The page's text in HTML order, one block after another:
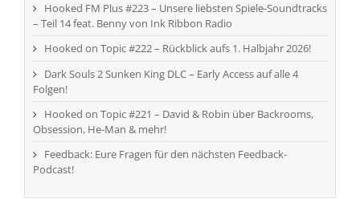
Hooked FM Plus #223 – Unsere liebsten Spiele-Soundtracks
– Teil 14 feat. Benny von Ink Ribbon Radio
Hooked on Topic #222 – Rückblick aufs 1. Halbjahr 2026!
Dark Souls 2 Sunken King DLC – Early Access auf alle 4
Folgen!
Hooked on Topic #221 – David & Robin über Backrooms,
Obsession, He-Man & mehr!
Feedback: Eure Fragen für den nächsten Feedback-
Podcast!